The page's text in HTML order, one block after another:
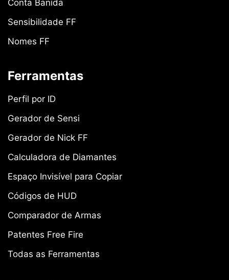
Conta Banida
Sensibilidade FF
Nomes FF
Ferramentas
Perfil por ID
Gerador de Sensi
Gerador de Nick FF
Calculadora de Diamantes
Espaço Invisível para Copiar
Códigos de HUD
Comparador de Armas
Patentes Free Fire
Todas as Ferramentas